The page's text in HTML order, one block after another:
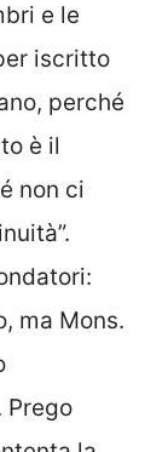
e le
iscritto
perché
è il
non ci
ma Mons.
Prego